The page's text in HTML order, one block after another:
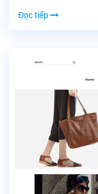
Đọc tiếp